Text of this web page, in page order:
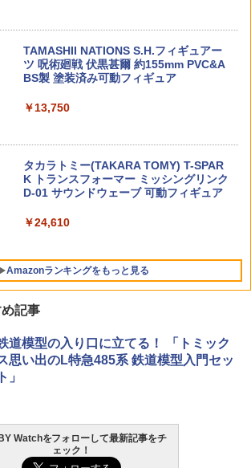
O BANDAI SPIRITS(バンダイ スピリッ
ト プラモデル フィギュア 工作 ホビー メ
￥2,420
2026年10月予約 ガチャ【カルビー スナ
￥2,380
クラウンモデル スーパーライフルU10用
マウントベース
ZEXT ガンラック用 ロングフック 2本組
20cm BF90オプション[サバゲー サバイ
バルゲーム]
￥1,480
￥9,390
T-02シャーシ)【57938】 ラジコン
￥28,875
TAMASHII NATIONS S.H.フィギュアー
ツ 呪術廻戦 伏黒甚爾 約155mm PVC&A
BS製 塗装済み可動フィギュア
￥13,750
タカラトミー(TAKARA TOMY) T-SPAR
K トランスフォーマー ミッシングリンク
D-01 サウンドウェーブ 可動フィギュア
￥24,610
Amazonランキングをもっと見る
タカラトミー(TAKARA TOMY) T-SPAR
K REALIZE MODEL リアライズモデル Z
OIDS ゾイド RMZ-025 ライガーゼロフ
東京マルイ(TOKYO MARUI) No.25 コル
ト ガバメント HG 18歳以上エアーHOP
ハンドガン
東京マルイ (TOKYO MARUI) ガスブロー
GSIクレオス Mr.トップコート 水性プレ
ミアムトップコートスプレー 光沢 88ml
ホビー用仕上材 B601
LOCTITE(ロックタイト) シールはがし
記事
道模型の入り口に立てる！ 「トミック
思い出のL特急485系 鉄道模型入門セッ
ト」
Watchをフォローして最新記事をチ
ェック！